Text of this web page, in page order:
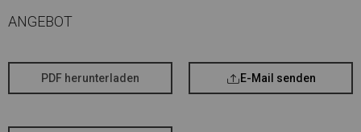
ANGEBOT
PDF herunterladen E-Mail senden